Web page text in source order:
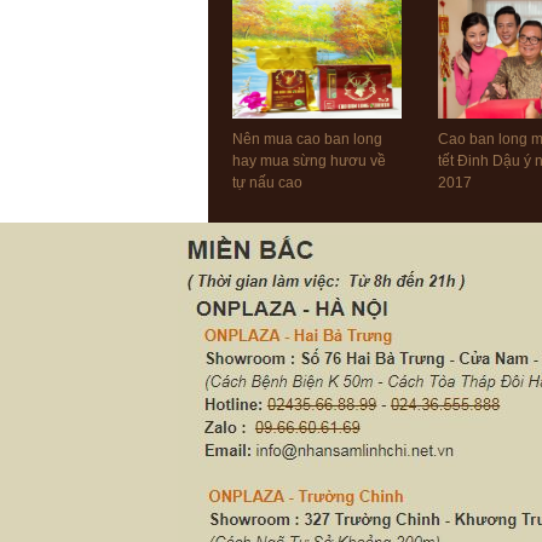
Nên mua cao ban long
hay mua sừng hươu về
tự nấu cao
Cao ban long
tết Đinh Dậu ý
2017